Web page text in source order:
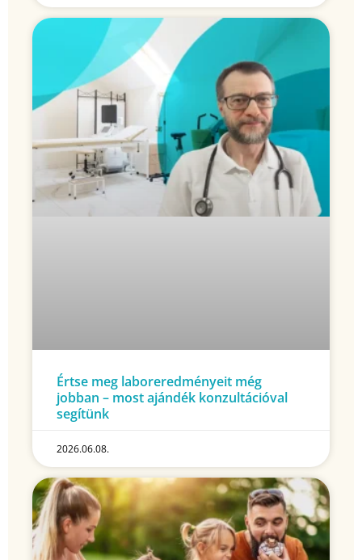
Értse meg laboreredményeit még
jobban – most ajándék konzultációval
segítünk
2026.06.08.